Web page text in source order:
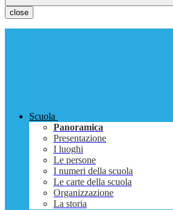
close
Scuola
Panoramica
Presentazione
I luoghi
Le persone
I numeri della scuola
Le carte della scuola
Organizzazione
La storia